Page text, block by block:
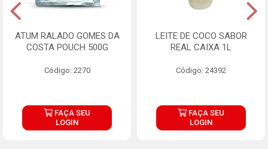
ATUM RALADO GOMES DA
COSTA POUCH 500G
Código: 2270
FAÇA SEU
LOGIN
LEITE DE COCO SABOR
REAL CAIXA 1L
Código: 24392
FAÇA SEU
LOGIN